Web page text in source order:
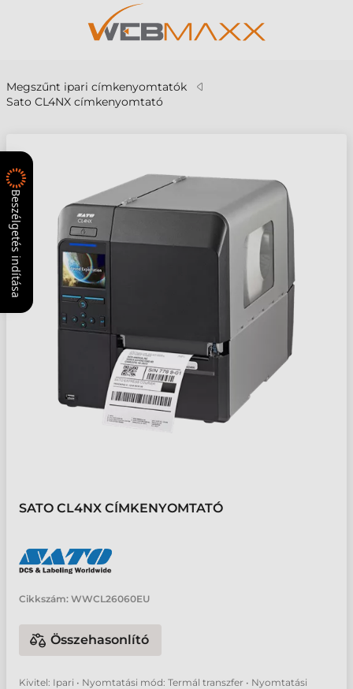
Megszűnt ipari címkenyomtatók
Sato CL4NX címkenyomtató
SATO CL4NX CÍMKENYOMTATÓ
Cikkszám: WWCL26060EU
Összehasonlító
Kivitel: Ipari • Nyomtatási mód: Termál transzfer • Nyomtatási
Beszélgetés indítása